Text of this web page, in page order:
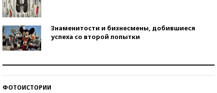
Знаменитости и бизнесмены, добившиеся
успеха со второй попытки
ФОТОИСТОРИИ